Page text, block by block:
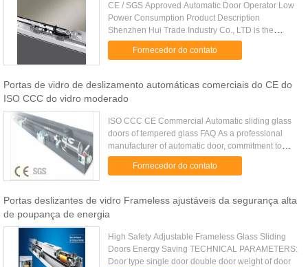
CE / SGS Approved Automatic Door Operator Low
Power Consumption Product Description
Shenzhen Hui Trade Industry Co., LTD is the
enterprise specialized in automtic door/instrument
manufacture for 15 years ...
Fornecedor do contato
Portas de vidro de deslizamento automáticas comerciais do CE do
ISO CCC do vidro moderado
ISO CCC CE Commercial Automatic sliding glass
doors of tempered glass FAQ As a professional
manufacturer of automatic door, commitment to
product development, design, manufacturing and
related production of ...
Fornecedor do contato
Portas deslizantes de vidro Frameless ajustáveis da segurança alta
de poupança de energia
High Safety Adjustable Frameless Glass Sliding
Doors Energy Saving TECHNICAL PARAMETERS:
Door type single door double door weight of door